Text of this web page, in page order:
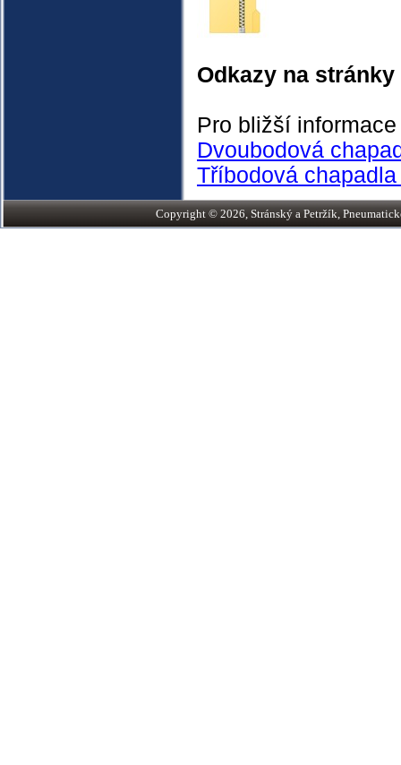
Odkazy na stránky
Pro bližší
Dvoubodová
Tříbodová
Copyright © 2026, Stránský a Petržík,